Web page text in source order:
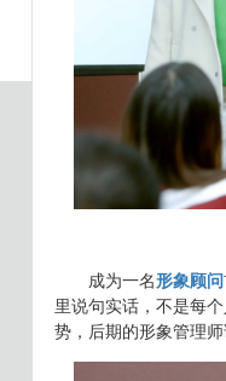
成为一名形象顾问
里说句实话，不是每
势，后期的形象管理师